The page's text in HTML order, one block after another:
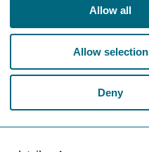
Allow all
Allow selection
Deny
Follow us on Facebook
Follow us on LinkedIn